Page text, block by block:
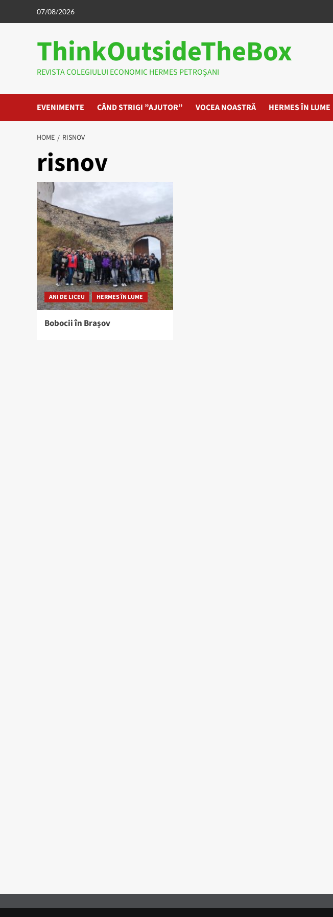
07/08/2026
ThinkOutsideTheBox
REVISTA COLEGIULUI ECONOMIC HERMES PETROȘANI
EVENIMENTE CÂND STRIGI ”AJUTOR” VOCEA NOASTRĂ HERMES ÎN LUME
HOME RISNOV
risnov
ANI DE LICEU HERMES ÎN LUME
Bobocii în Brașov